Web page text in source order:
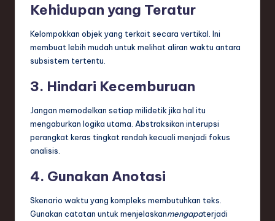
Kehidupan yang Teratur
Kelompokkan objek yang terkait secara vertikal. Ini
membuat lebih mudah untuk melihat aliran waktu antara
subsistem tertentu.
3. Hindari Kecemburuan
Jangan memodelkan setiap milidetik jika hal itu
mengaburkan logika utama. Abstraksikan interupsi
perangkat keras tingkat rendah kecuali menjadi fokus
analisis.
4. Gunakan Anotasi
Skenario waktu yang kompleks membutuhkan teks.
Gunakan catatan untuk menjelaskanmengapaterjadi